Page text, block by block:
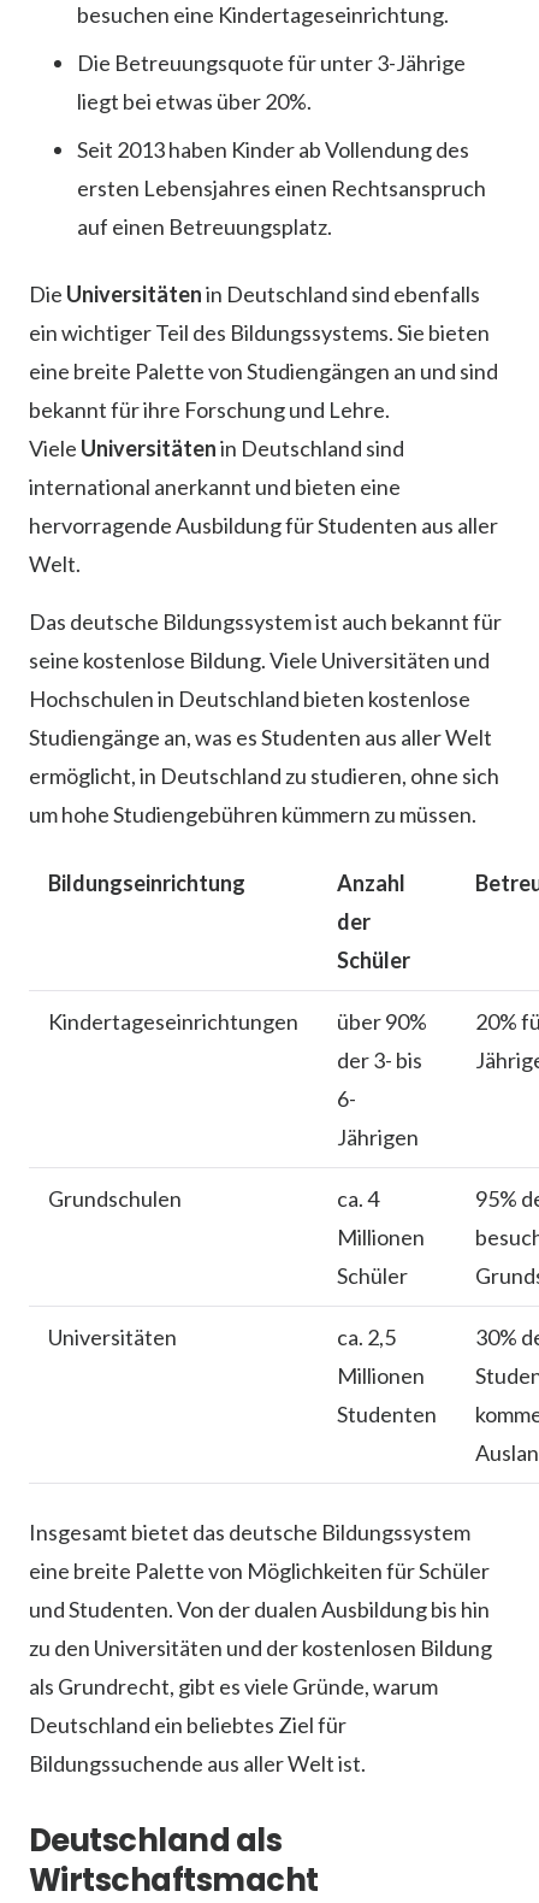
besuchen eine Kindertageseinrichtung.
Die Betreuungsquote für unter 3-Jährige
liegt bei etwas über 20%.
Seit 2013 haben Kinder ab Vollendung des
ersten Lebensjahres einen Rechtsanspruch
auf einen Betreuungsplatz.
Die Universitätenin Deutschland sind ebenfalls
ein wichtiger Teil des Bildungssystems. Sie bieten
eine breite Palette von Studiengängen an und sind
bekannt für ihre Forschung und Lehre.
Viele Universitätenin Deutschland sind
international anerkannt und bieten eine
hervorragende Ausbildung für Studenten aus aller
Welt.
Das deutsche Bildungssystem ist auch bekannt für
seine kostenlose Bildung. Viele Universitäten und
Hochschulen in Deutschland bieten kostenlose
Studiengänge an, was es Studenten aus aller Welt
ermöglicht, in Deutschland zu studieren, ohne sich
um hohe Studiengebühren kümmern zu müssen.
Bildungseinrichtung
Anzahl
der
Schüler
Kindertageseinrichtungen
über 90%
der 3- bis
6-
Jährigen
20%
Grundschulen
ca. 4
Millionen
Schüler
95%
Universitäten
ca. 2,5
Millionen
Studenten
30%
Insgesamt bietet das deutsche Bildungssystem
eine breite Palette von Möglichkeiten für Schüler
und Studenten. Von der dualen Ausbildung bis hin
zu den Universitäten und der kostenlosen Bildung
als Grundrecht, gibt es viele Gründe, warum
Deutschland ein beliebtes Ziel für
Bildungssuchende aus aller Welt ist.
Deutschland als
Wirtschaftsmacht